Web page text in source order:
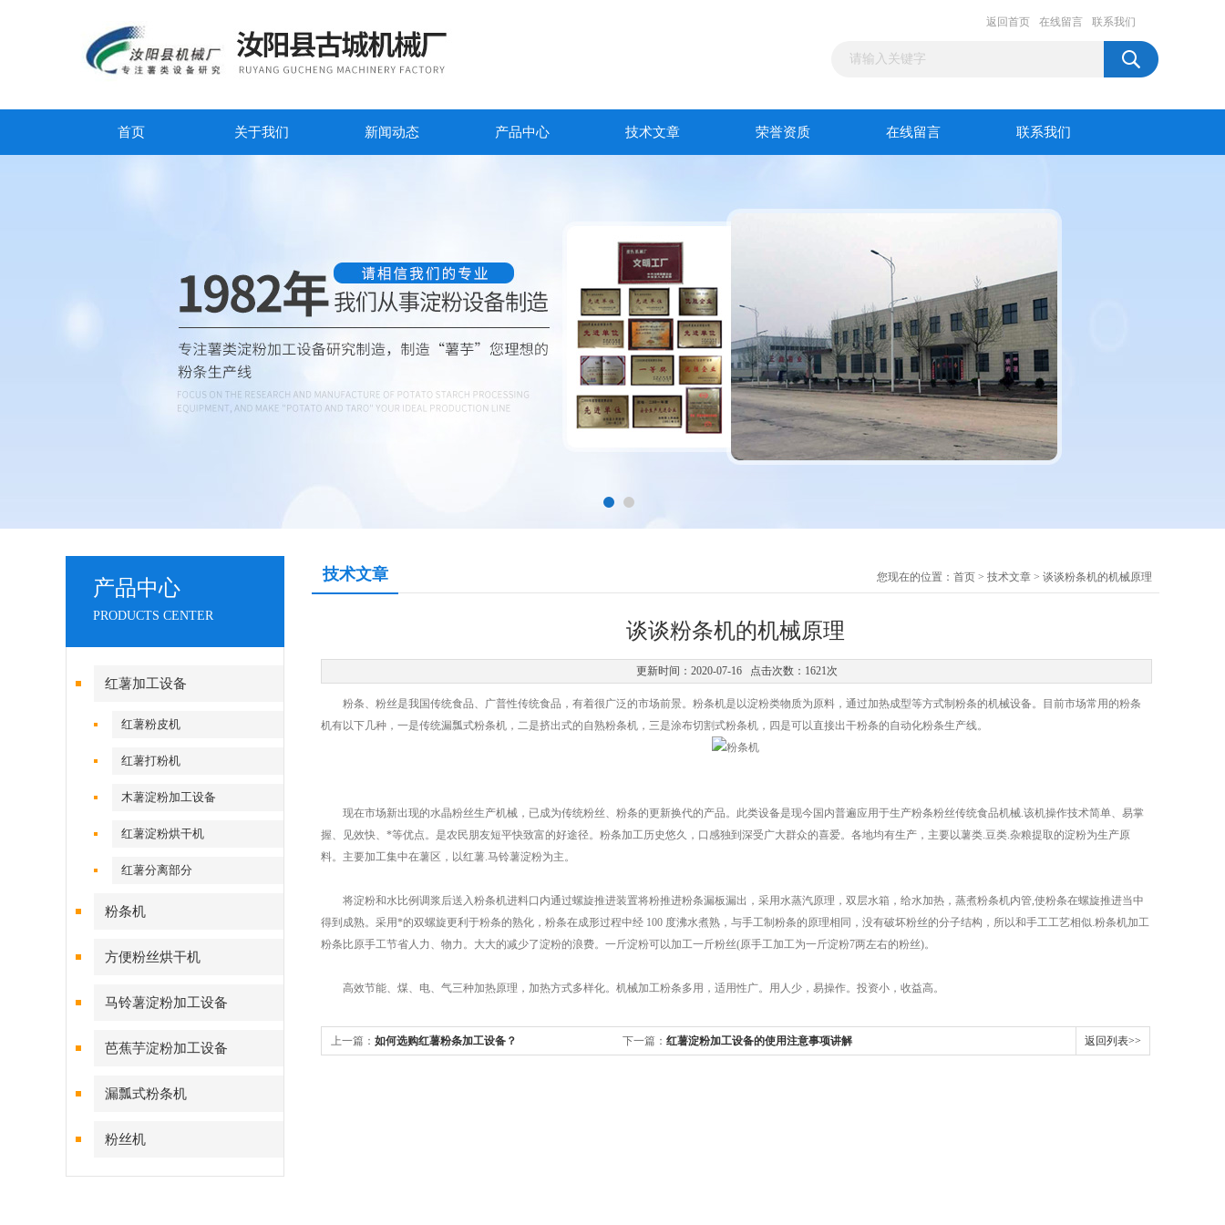
返回首页 在线留言 联系我们
首页 关于我们 新闻动态 产品中心 技术文章 荣誉资质 在线留言 联系我们
产品中心
PRODUCTS CENTER
红薯加工设备
红薯粉皮机
红薯打粉机
木薯淀粉加工设备
红薯淀粉烘干机
红薯分离部分
粉条机
方便粉丝烘干机
马铃薯淀粉加工设备
芭蕉芋淀粉加工设备
漏瓢式粉条机
粉丝机
技术文章 您现在的位置： 首页 > 技术文章 > 谈谈粉条机的机械原理
谈谈粉条机的机械原理
更新时间：2020-07-16 点击次数：1621次
粉条、粉丝是我国传统食品、广普性传统食品，有着很广泛的市场前景。粉条机是以淀粉类物质为原料，通过加热成型等方式制粉条的机械设备。目前市场常用的粉条
机有以下几种，一是传统漏瓢式粉条机，二是挤出式的自熟粉条机，三是涂布切割式粉条机，四是可以直接出干粉条的自动化粉条生产线。
现在市场新出现的水晶粉丝生产机械，已成为传统粉丝、粉条的更新换代的产品。此类设备是现今国内普遍应用于生产粉条粉丝传统食品机械.该机操作技术简单、易掌
握、见效快、*等优点。是农民朋友短平快致富的好途径。粉条加工历史悠久，口感独到深受广大群众的喜爱。各地均有生产，主要以薯类.豆类.杂粮提取的淀粉为生产原
料。主要加工集中在薯区，以红薯.马铃薯淀粉为主。
将淀粉和水比例调浆后送入粉条机进料口内通过螺旋推进装置将粉推进粉条漏板漏出，采用水蒸汽原理，双层水箱，给水加热，蒸煮粉条机内管,使粉条在螺旋推进当中
得到成熟。采用*的双螺旋更利于粉条的熟化，粉条在成形过程中经 100 度沸水煮熟，与手工制粉条的原理相同，没有破坏粉丝的分子结构，所以和手工工艺相似.粉条机加工
粉条比原手工节省人力、物力。大大的减少了淀粉的浪费。一斤淀粉可以加工一斤粉丝(原手工加工为一斤淀粉7两左右的粉丝)。
高效节能、煤、电、气三种加热原理，加热方式多样化。机械加工粉条多用，适用性广。用人少，易操作。投资小，收益高。
上一篇： 如何选购红薯粉条加工设备？ 下一篇： 红薯淀粉加工设备的使用注意事项讲解 返回列表>>